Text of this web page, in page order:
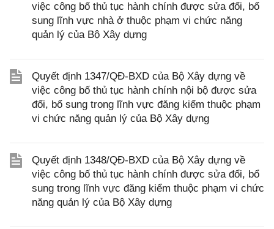
việc công bố thủ tục hành chính được sửa đổi, bổ
sung lĩnh vực nhà ở thuộc phạm vi chức năng
quản lý của Bộ Xây dựng
Quyết định 1347/QĐ-BXD của Bộ Xây dựng về
việc công bố thủ tục hành chính nội bộ được sửa
đổi, bổ sung trong lĩnh vực đăng kiểm thuộc phạm
vi chức năng quản lý của Bộ Xây dựng
Quyết định 1348/QĐ-BXD của Bộ Xây dựng về
việc công bố thủ tục hành chính được sửa đổi, bổ
sung trong lĩnh vực đăng kiểm thuộc phạm vi chức
năng quản lý của Bộ Xây dựng